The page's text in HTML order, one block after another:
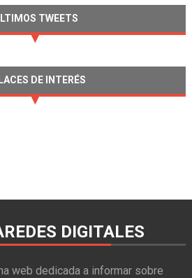
TWEETS
DE INTERÉS
DIGITALES
web dedicada a informar sobre